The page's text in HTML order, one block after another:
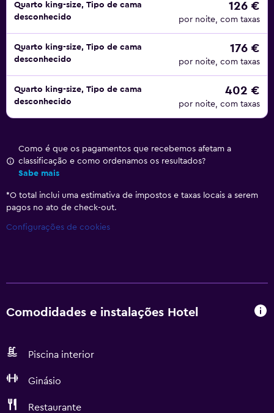
Quarto king-size, Tipo de cama
desconhecido
126 €
por noite, com taxas
Quarto king-size, Tipo de cama
desconhecido
176 €
por noite, com taxas
Quarto king-size, Tipo de cama
desconhecido
402 €
por noite, com taxas
Como é que os pagamentos que recebemos afetam a
classificação e como ordenamos os resultados?
Sabe mais
*O total inclui uma estimativa de impostos e taxas locais a serem
pagos no ato de check-out.
Configurações de cookies
Comodidades e instalações Hotel
Piscina interior
Ginásio
Restaurante